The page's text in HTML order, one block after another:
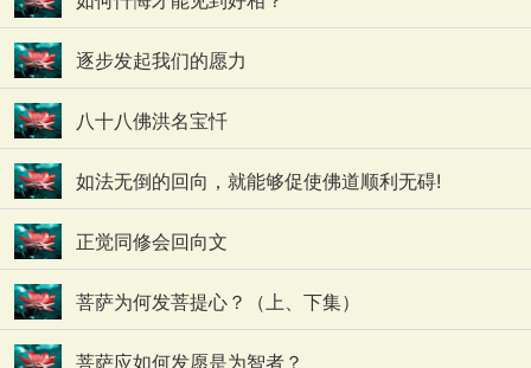
逐步发起我们的愿力
八十八佛洪名宝忏
如法无倒的回向，就能够促使佛道顺利无碍!
正觉同修会回向文
菩萨为何发菩提心？（上、下集）
菩萨应如何发愿是为智者？